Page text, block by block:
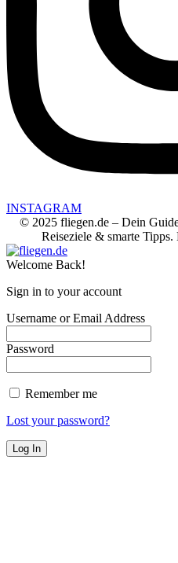
INSTAGRAM
© 2025 fliegen.de – Dein
Reiseziele & smarte
Welcome Back!
Sign in to your account
Username or Email Address
Password
Remember me
Lost your password?